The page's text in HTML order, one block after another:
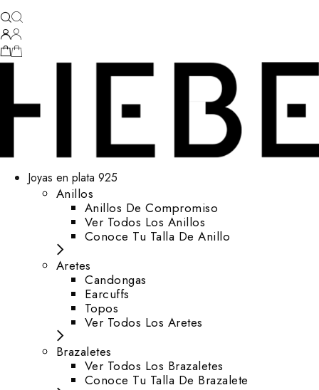
Joyas en plata 925
Anillos
Anillos De Compromiso
Ver Todos Los Anillos
Conoce Tu Talla De Anillo
Aretes
⁠Candongas
Earcuffs
Topos
Ver Todos Los Aretes
Brazaletes
Ver Todos Los Brazaletes
Conoce Tu Talla De Brazalete